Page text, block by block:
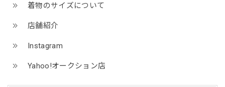
着物のサイズについて
店舗紹介
Instagram
Yahoo!オークション店